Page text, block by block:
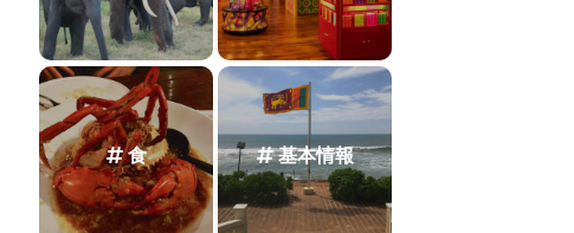
食 基本情報